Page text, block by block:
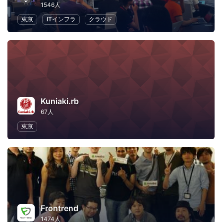
1546人
東京
ITインフラ クラウド
Kuniaki.rb
67人
東京
Frontrend
1474人